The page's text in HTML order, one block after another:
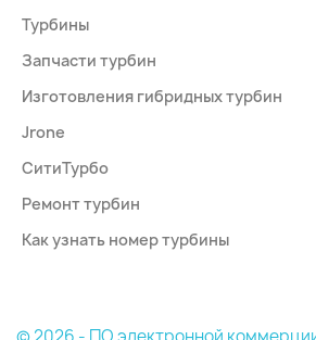
Турбины
Запчасти турбин
Изготовления гибридных турбин
Jrone
СитиТурбо
Ремонт турбин
Как узнать номер турбины